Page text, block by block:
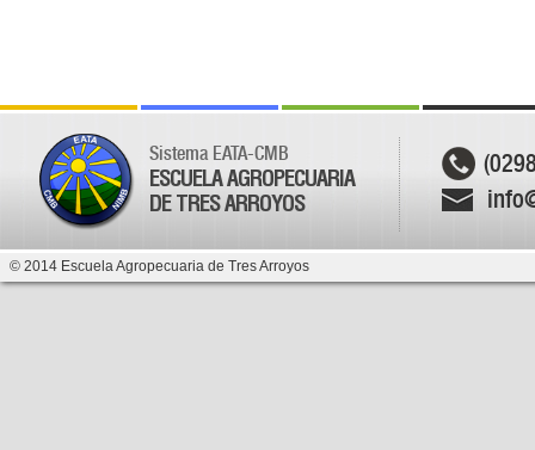
Sistema EATA-CMB
ESCUELA AGROPECUARIA
DE TRES ARROYOS
© 2014 Escuela Agropecuaria de Tres Arroyos